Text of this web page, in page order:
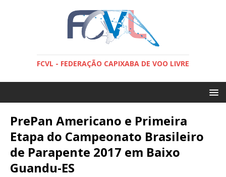
FCVL - FEDERAÇÃO CAPIXABA DE VOO LIVRE
PrePan Americano e Primeira
Etapa do Campeonato Brasileiro
de Parapente 2017 em Baixo
Guandu-ES